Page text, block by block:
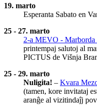
19. marto
Esperanta Sabato en
25 - 27. marto
2-a MEVO - Marborda
printempaj salutoj al
PICTUS de Višnja
25 - 29. marto
Nuligita! – Kvara
(tamen, kore invitataj
aranĝe al vizitindaĵj